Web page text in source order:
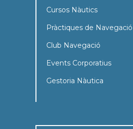
Cursos Nàutics
Pràctiques de Navegació
Club Navegació
Events Corporatius
Gestoria Nàutica